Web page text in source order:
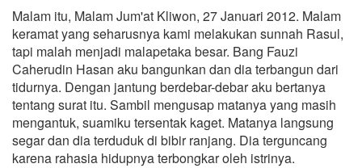
Malam itu, Malam Jum'at Kliwon, 27 Januari 2012. Malam
keramat yang seharusnya kami melakukan sunnah Rasul,
tapi malah menjadi malapetaka besar. Bang Fauzi
Caherudin Hasan aku bangunkan dan dia terbangun dari
tidurnya. Dengan jantung berdebar-debar aku bertanya
tentang surat itu. Sambil mengusap matanya yang masih
mengantuk, suamiku tersentak kaget. Matanya langsung
segar dan dia terduduk di bibir ranjang. Dia terguncang
karena rahasia hidupnya terbongkar oleh istrinya.